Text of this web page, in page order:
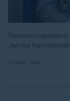
Jahres